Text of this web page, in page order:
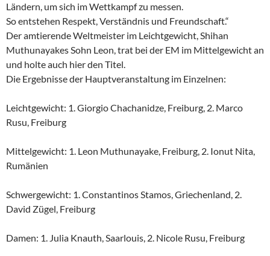
Ländern, um sich im Wettkampf zu messen.
So entstehen Respekt, Verständnis und Freundschaft.“
Der amtierende Weltmeister im Leichtgewicht, Shihan
Muthunayakes Sohn Leon, trat bei der EM im Mittelgewicht an
und holte auch hier den Titel.
Die Ergebnisse der Hauptveranstaltung im Einzelnen:
Leichtgewicht: 1. Giorgio Chachanidze, Freiburg, 2. Marco
Rusu, Freiburg
Mittelgewicht: 1. Leon Muthunayake, Freiburg, 2. Ionut Nita,
Rumänien
Schwergewicht: 1. Constantinos Stamos, Griechenland, 2.
David Zügel, Freiburg
Damen: 1. Julia Knauth, Saarlouis, 2. Nicole Rusu, Freiburg